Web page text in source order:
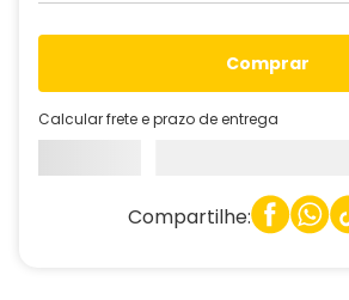
comprar
Calcular frete e prazo de entrega
Compartilhe: